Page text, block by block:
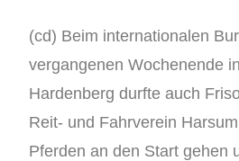
(cd) Beim internationalen
vergangenen Wochenende
Hardenberg durfte auch
Reit- und Fahrverein
Pferden an den Start gehen